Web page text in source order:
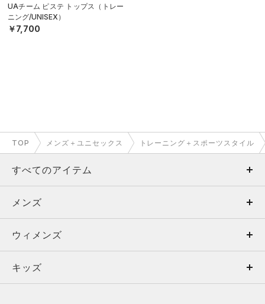
UAチーム ピステ トップス（トレー
ニング/UNISEX）
￥7,700
TOP メンズ＋ユニセックス トレーニング＋スポーツスタイル
すべてのアイテム
メンズ
ウィメンズ
キッズ
メンズ
トップス
ボトムス
ウィメンズ
トップス
キッズ